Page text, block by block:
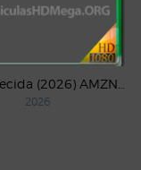
Desaparecida (2026) AMZN Temporada 1 WEB-DL 1080p Latino
2026